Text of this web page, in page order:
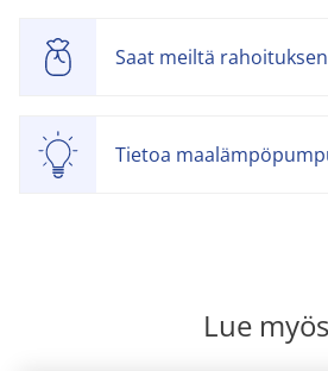
Saat meiltä rahoituksen
Tietoa
Lue myös